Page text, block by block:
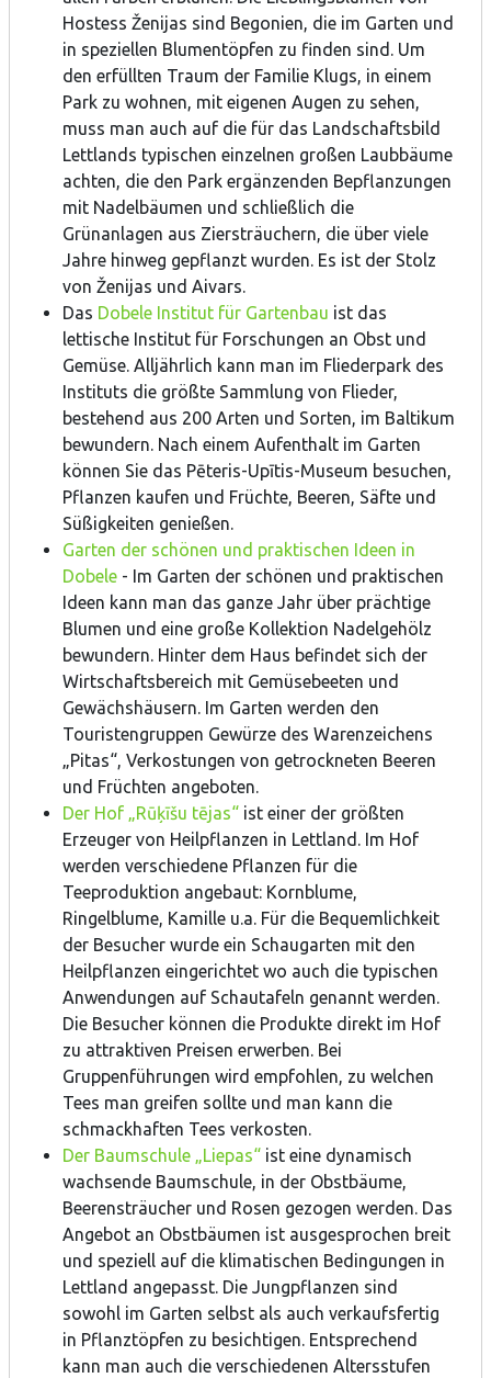
Hostess Ženijas sind Begonien, die im Garten und
in speziellen Blumentöpfen zu finden sind. Um
den erfüllten Traum der Familie Klugs, in einem
Park zu wohnen, mit eigenen Augen zu sehen,
muss man auch auf die für das Landschaftsbild
Lettlands typischen einzelnen großen Laubbäume
achten, die den Park ergänzenden Bepflanzungen
mit Nadelbäumen und schließlich die
Grünanlagen aus Ziersträuchern, die über viele
Jahre hinweg gepflanzt wurden. Es ist der Stolz
von Ženijas und Aivars.
Das Dobele Institut für Gartenbau ist das
lettische Institut für Forschungen an Obst und
Gemüse. Alljährlich kann man im Fliederpark des
Instituts die größte Sammlung von Flieder,
bestehend aus 200 Arten und Sorten, im Baltikum
bewundern. Nach einem Aufenthalt im Garten
können Sie das Pēteris-Upītis-Museum besuchen,
Pflanzen kaufen und Früchte, Beeren, Säfte und
Süßigkeiten genießen.
Garten der schönen und praktischen Ideen in
Dobele - Im Garten der schönen und praktischen
Ideen kann man das ganze Jahr über prächtige
Blumen und eine große Kollektion Nadelgehölz
bewundern. Hinter dem Haus befindet sich der
Wirtschaftsbereich mit Gemüsebeeten und
Gewächshäusern. Im Garten werden den
Touristengruppen Gewürze des Warenzeichens
„Pitas“, Verkostungen von getrockneten Beeren
und Früchten angeboten.
Der Hof „Rūķīšu tējas“ ist einer der größten
Erzeuger von Heilpflanzen in Lettland. Im Hof
werden verschiedene Pflanzen für die
Teeproduktion angebaut: Kornblume,
Ringelblume, Kamille u.a. Für die Bequemlichkeit
der Besucher wurde ein Schaugarten mit den
Heilpflanzen eingerichtet wo auch die typischen
Anwendungen auf Schautafeln genannt werden.
Die Besucher können die Produkte direkt im Hof
zu attraktiven Preisen erwerben. Bei
Gruppenführungen wird empfohlen, zu welchen
Tees man greifen sollte und man kann die
schmackhaften Tees verkosten.
Der Baumschule „Liepas“ ist eine dynamisch
wachsende Baumschule, in der Obstbäume,
Beerensträucher und Rosen gezogen werden. Das
Angebot an Obstbäumen ist ausgesprochen breit
und speziell auf die klimatischen Bedingungen in
Lettland angepasst. Die Jungpflanzen sind
sowohl im Garten selbst als auch verkaufsfertig
in Pflanztöpfen zu besichtigen. Entsprechend
kann man auch die verschiedenen Altersstufen